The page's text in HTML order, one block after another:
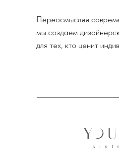
Переосмысляя
мы создаем
для тех, кто ценит